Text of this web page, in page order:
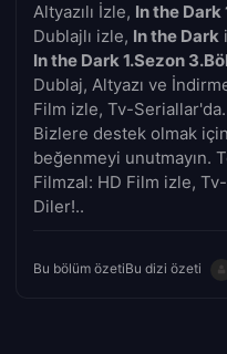
Altyazılı İzle, In the Dark
Dublajlı izle, In the Dark
In the Dark 1.Sezon
Dublaj, Altyazı ve
Film izle, Tv-Seriallar'da.
Bizlere destek olmak
beğenmeyi unutmayın.
Filmzal: HD Film izle,
Diler!..
Bu bölüm özetiBu dizi özeti